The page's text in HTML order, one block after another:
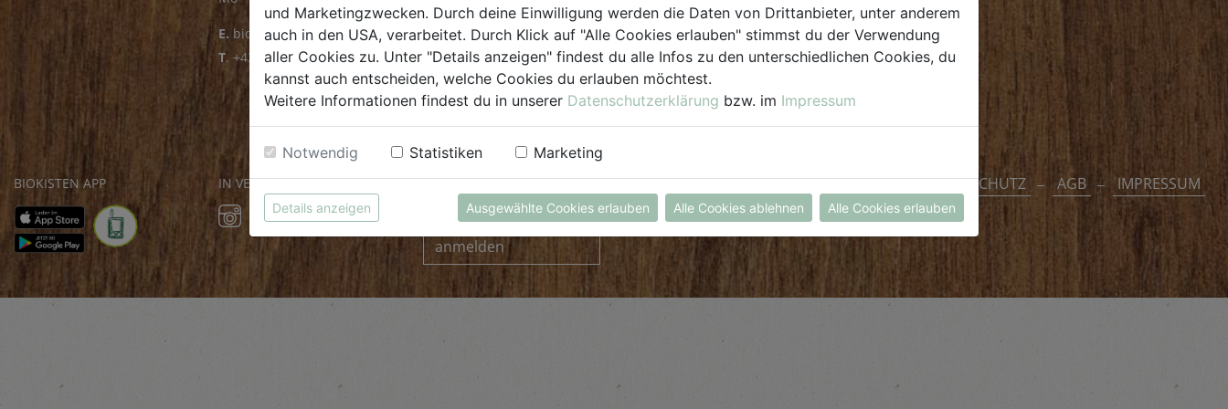
E. biofrischmarkt@biohof.at
T. +43 7272 4859 70
BIOKISTEN APP IN VERBINDUNG BLEIBEN INFORMIERT BLEIBEN
zum Newsletter
anmelden
DATENSCHUTZ AGB IMPRESSUM
und Marketingzwecken. Durch deine Einwilligung werden die Daten von Drittanbieter, unter anderem
auch in den USA, verarbeitet. Durch Klick auf "Alle Cookies erlauben" stimmst du der Verwendung
aller Cookies zu. Unter "Details anzeigen" findest du alle Infos zu den unterschiedlichen Cookies, du
kannst auch entscheiden, welche Cookies du erlauben möchtest.
Weitere Informationen findest du in unserer Datenschutzerklärung bzw. im Impressum
Notwendig Statistiken Marketing
Details anzeigen Ausgewählte Cookies erlauben Alle Cookies ablehnen Alle Cookies erlauben